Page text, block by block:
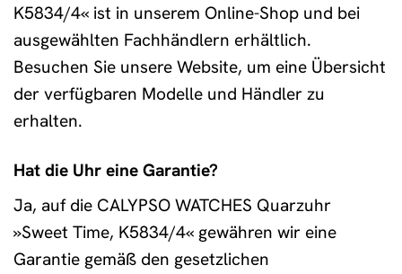
K5834/4« ist in unserem Online-Shop und bei
ausgewählten Fachhändlern erhältlich.
Besuchen Sie unsere Website, um eine Übersicht
der verfügbaren Modelle und Händler zu
erhalten.
Hat die Uhr eine Garantie?
Ja, auf die CALYPSO WATCHES Quarzuhr
»Sweet Time, K5834/4« gewähren wir eine
Garantie gemäß den gesetzlichen